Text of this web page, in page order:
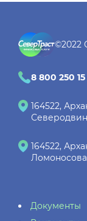
©2022
8 800 250
164522,
164522,
Ломоносова
Документы